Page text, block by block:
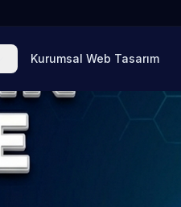
Kurumsal Web Tasarım